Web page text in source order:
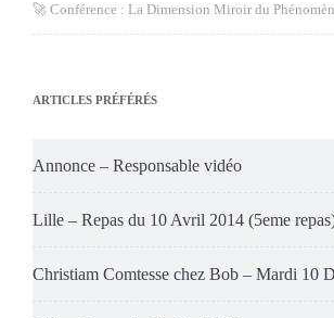
🚀 Conférence : La Dimension Miroir du
ARTICLES PRÉFÉRÉS
Annonce – Responsable vidéo
Lille – Repas du 10 Avril 2014 (5eme
Christiam Comtesse chez Bob – Mardi 10